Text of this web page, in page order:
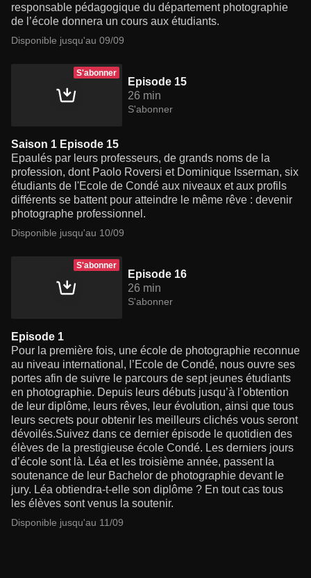
responsable pédagogique du département photographie
de l’école donnera un cours aux étudiants.
Disponible jusqu'au 09/09
S'abonner
Episode 15
26 min
S'abonner
Saison 1 Episode 15
Epaulés par leurs professeurs, de grands noms de la
profession, dont Paolo Roversi et Dominique Isserman, six
étudiants de l'Ecole de Condé aux niveaux et aux profils
différents se battent pour atteindre le même rêve : devenir
photographe professionnel.
Disponible jusqu'au 10/09
S'abonner
Episode 16
26 min
S'abonner
Episode 1
Pour la première fois, une école de photographie reconnue
au niveau international, l’Ecole de Condé, nous ouvre ses
portes afin de suivre le parcours de sept jeunes étudiants
en photographie. Depuis leurs débuts jusqu’à l’obtention
de leur diplôme, leurs rêves, leur évolution, ainsi que tous
leurs secrets pour obtenir les meilleurs clichés vous seront
dévoilés.Suivez dans ce dernier épisode le quotidien des
élèves de la prestigieuse école Condé. Les derniers jours
d’école sont là. Léa et les troisième année, passent la
soutenance de leur Bachelor de photographie devant le
jury. Léa obtiendra-t-elle son diplôme ? En tout cas tous
les élèves sont venus la soutenir.
Disponible jusqu'au 11/09